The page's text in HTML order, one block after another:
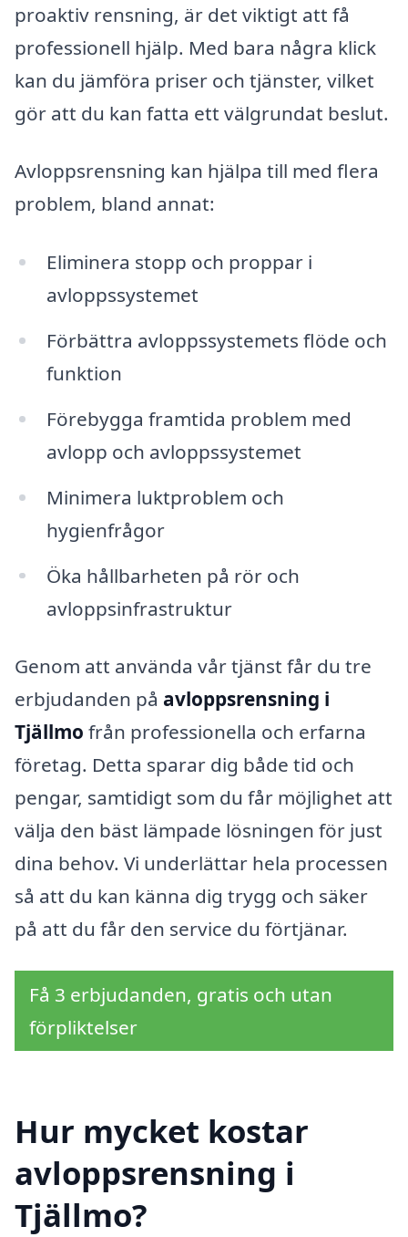
proaktiv rensning, är det viktigt att få
professionell hjälp. Med bara några klick
kan du jämföra priser och tjänster, vilket
gör att du kan fatta ett välgrundat beslut.
Avloppsrensning kan hjälpa till med flera
problem, bland annat:
Eliminera stopp och proppar i
avloppssystemet
Förbättra avloppssystemets flöde och
funktion
Förebygga framtida problem med
avlopp och avloppssystemet
Minimera luktproblem och
hygienfrågor
Öka hållbarheten på rör och
avloppsinfrastruktur
Genom att använda vår tjänst får du tre
erbjudanden på avloppsrensning i
Tjällmo från professionella och erfarna
företag. Detta sparar dig både tid och
pengar, samtidigt som du får möjlighet att
välja den bäst lämpade lösningen för just
dina behov. Vi underlättar hela processen
så att du kan känna dig trygg och säker
på att du får den service du förtjänar.
Få 3 erbjudanden, gratis och utan
förpliktelser
Hur mycket kostar
avloppsrensning i
Tjällmo?